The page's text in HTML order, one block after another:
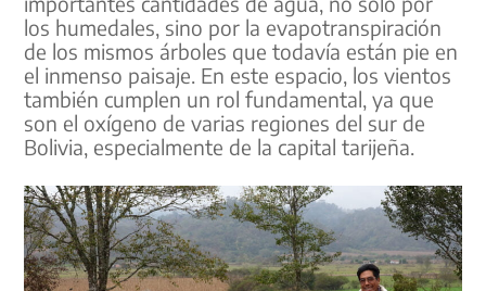
los humedales, sino por la evapotranspiración
de los mismos árboles que todavía están pie en
el inmenso paisaje. En este espacio, los vientos
también cumplen un rol fundamental, ya que
son el oxígeno de varias regiones del sur de
Bolivia, especialmente de la capital tarijeña.